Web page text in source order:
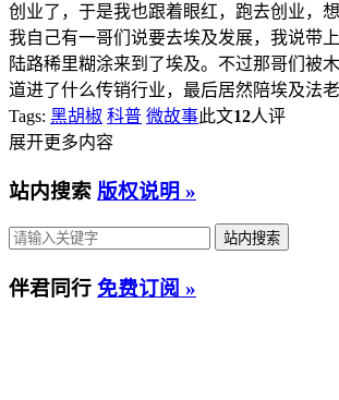
创业了，于是我也跟着眼红，跑去创业，
我自己有一哥们说要去埃及发展，我说带
陆路稀里糊涂来到了埃及。不过那哥们被
道进了什么传销行业，最后居然陪埃及法
Tags: 黑胡椒 科普 微故事此文12人评
展开更多内容
站内搜索 版权说明 »
伴君同行 免费订阅 »